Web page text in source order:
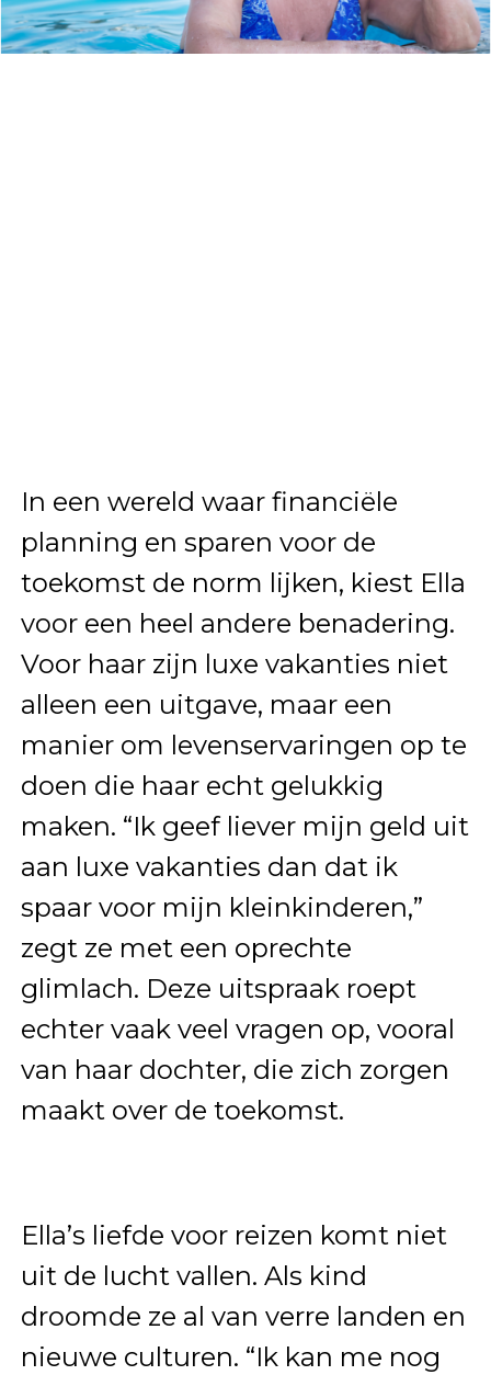
In een wereld waar financiële
planning en sparen voor de
toekomst de norm lijken, kiest Ella
voor een heel andere benadering.
Voor haar zijn luxe vakanties niet
alleen een uitgave, maar een
manier om levenservaringen op te
doen die haar echt gelukkig
maken. “Ik geef liever mijn geld uit
aan luxe vakanties dan dat ik
spaar voor mijn kleinkinderen,”
zegt ze met een oprechte
glimlach. Deze uitspraak roept
echter vaak veel vragen op, vooral
van haar dochter, die zich zorgen
maakt over de toekomst.
Ella’s liefde voor reizen komt niet
uit de lucht vallen. Als kind
droomde ze al van verre landen en
nieuwe culturen. “Ik kan me nog